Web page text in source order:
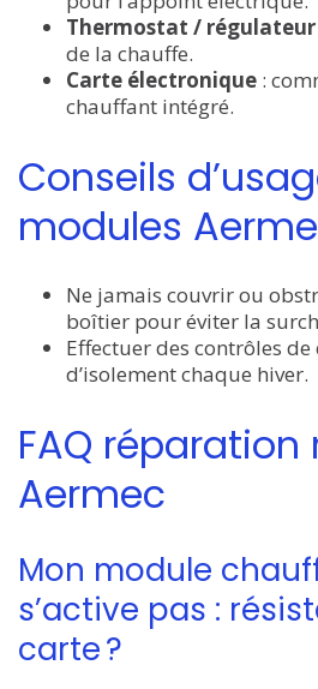
Thermostat / régulateur
de la chauffe.
Carte électronique :
chauffant intégré.
Conseils
modules
Ne jamais couvrir ou
boîtier pour éviter la
Effectuer des contrôles
d’isolement chaque hiver.
FAQ
Aermec
Mon module
s’active pas :
carte ?